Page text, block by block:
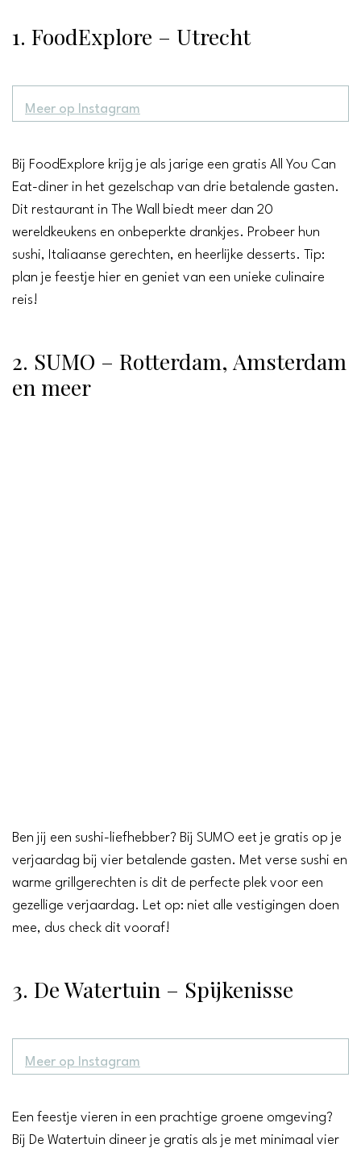
1. FoodExplore – Utrecht
Meer op Instagram
Bij FoodExplore krijg je als jarige een gratis All You Can
Eat-diner in het gezelschap van drie betalende gasten.
Dit restaurant in The Wall biedt meer dan 20
wereldkeukens en onbeperkte drankjes. Probeer hun
sushi, Italiaanse gerechten, en heerlijke desserts. Tip:
plan je feestje hier en geniet van een unieke culinaire
reis!
2. SUMO – Rotterdam, Amsterdam
en meer
Ben jij een sushi-liefhebber? Bij SUMO eet je gratis op je
verjaardag bij vier betalende gasten. Met verse sushi en
warme grillgerechten is dit de perfecte plek voor een
gezellige verjaardag. Let op: niet alle vestigingen doen
mee, dus check dit vooraf!
3. De Watertuin – Spijkenisse
Meer op Instagram
Een feestje vieren in een prachtige groene omgeving?
Bij De Watertuin dineer je gratis als je met minimaal vier